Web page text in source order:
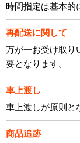
時間指定は基本的
再配送に関して
万が一お受け取り
要となります。
車上渡し
車上渡しが原則と
商品追跡